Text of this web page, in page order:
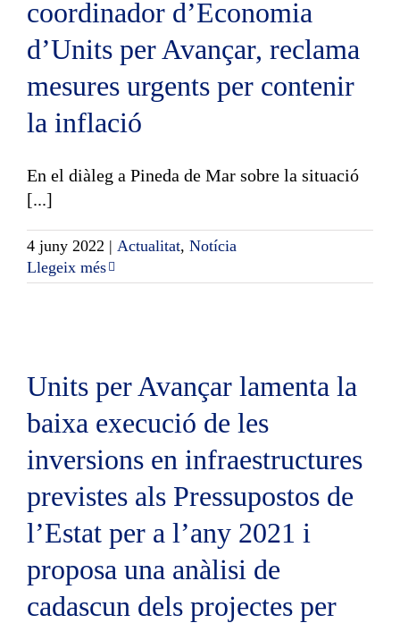
coordinador d’Economia
d’Units per Avançar, reclama
mesures urgents per contenir
la inflació
En el diàleg a Pineda de Mar sobre la situació
[...]
4 juny 2022 | Actualitat, Notícia
Llegeix més
Units per Avançar lamenta la
baixa execució de les
inversions en infraestructures
previstes als Pressupostos de
l’Estat per a l’any 2021 i
proposa una anàlisi de
cadascun dels projectes per